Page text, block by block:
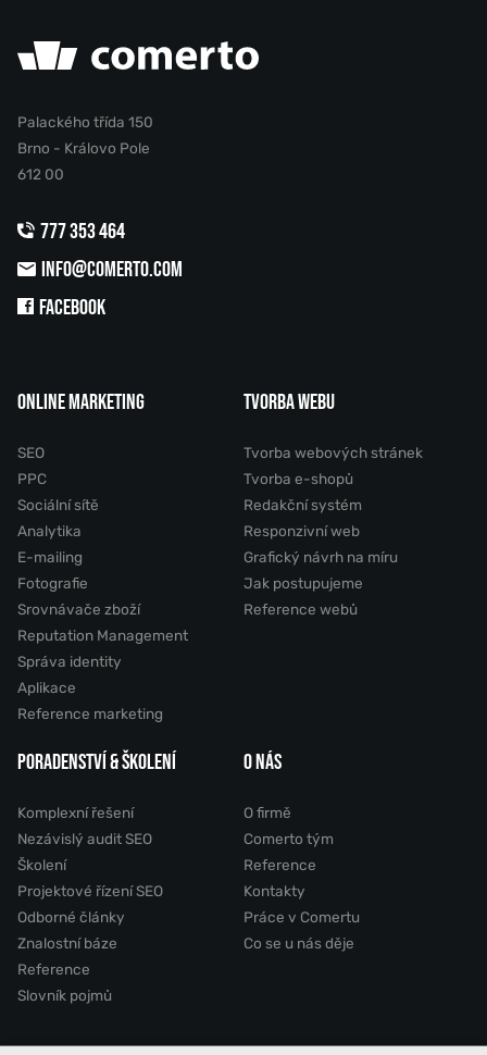
Palackého třída 150
Brno - Královo Pole
612 00
777 353 464
INFO@COMERTO.COM
FACEBOOK
ONLINE MARKETING
SEO
PPC
Sociální sítě
Analytika
E-mailing
Fotografie
Srovnávače zboží
Reputation Management
Správa identity
Aplikace
Reference marketing
TVORBA WEBU
Tvorba webových stránek
Tvorba e-shopů
Redakční systém
Responzivní web
Grafický návrh na míru
Jak postupujeme
Reference webů
PORADENSTVÍ & ŠKOLENÍ
Komplexní řešení
Nezávislý audit SEO
Školení
Projektové řízení SEO
Odborné články
Znalostní báze
Reference
Slovník pojmů
O NÁS
O firmě
Comerto tým
Reference
Kontakty
Práce v Comertu
Co se u nás děje